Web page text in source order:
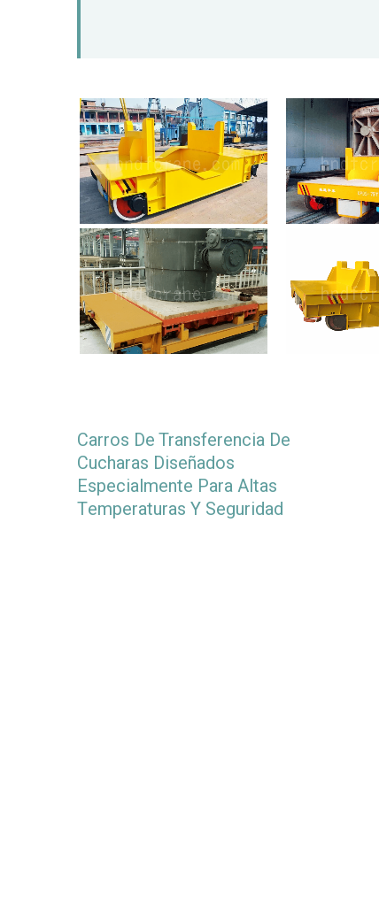
Carros De Transferencia De
Cucharas Diseñados
Especialmente Para Altas
Temperaturas Y Seguridad